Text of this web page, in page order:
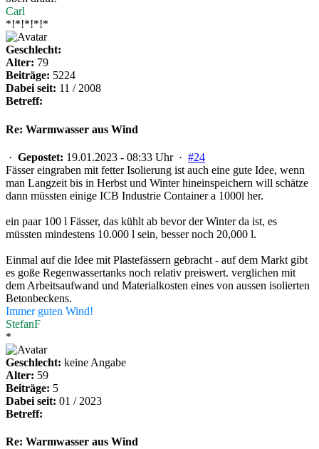
Carl
*!*!*!*!*
Geschlecht:
Alter: 79
Beiträge: 5224
Dabei seit: 11 / 2008
Betreff:
Re: Warmwasser aus Wind
· Gepostet: 19.01.2023 - 08:33 Uhr · #24
Fässer eingraben mit fetter Isolierung ist auch eine gute Idee, wenn
man Langzeit bis in Herbst und Winter hineinspeichern will schätze
dann müssten einige ICB Industrie Container a 1000l her.
ein paar 100 l Fässer, das kühlt ab bevor der Winter da ist, es
müssten mindestens 10.000 l sein, besser noch 20,000 l.
Einmal auf die Idee mit Plastefässern gebracht - auf dem Markt gibt
es goße Regenwassertanks noch relativ preiswert. verglichen mit
dem Arbeitsaufwand und Materialkosten eines von aussen isolierten
Betonbeckens.
Immer guten Wind!
StefanF
*
Geschlecht: keine Angabe
Alter: 59
Beiträge: 5
Dabei seit: 01 / 2023
Betreff:
Re: Warmwasser aus Wind